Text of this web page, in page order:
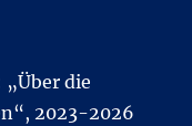
die
2023-2026